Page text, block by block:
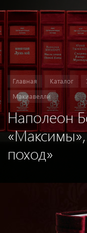
Главная Каталог
Макиавелли
Наполеон
«Максимы»,
поход»